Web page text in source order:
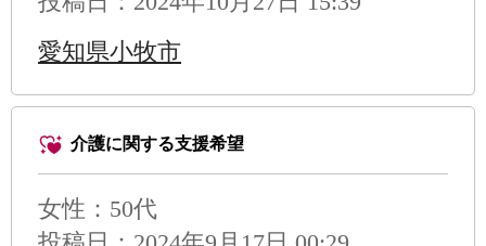
愛知県小牧市
介護に関する支援希望
女性：50代